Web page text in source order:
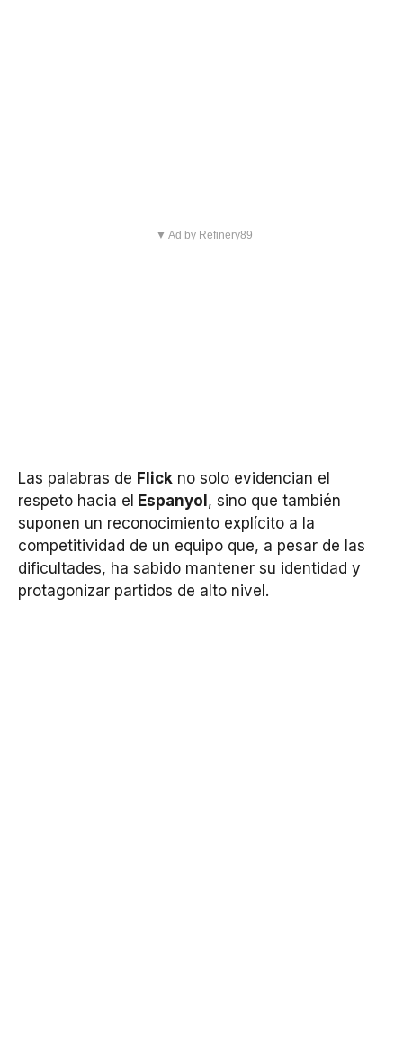
▼ Ad by Refinery89
Las palabras de Flick no solo evidencian el
respeto hacia el Espanyol , sino que también
suponen un reconocimiento explícito a la
competitividad de un equipo que, a pesar de las
dificultades, ha sabido mantener su identidad y
protagonizar partidos de alto nivel.